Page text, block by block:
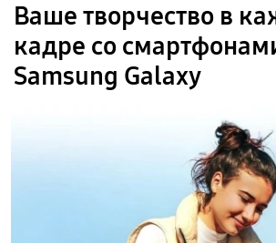
Ваше творчество в
кадре со
Samsung Galaxy